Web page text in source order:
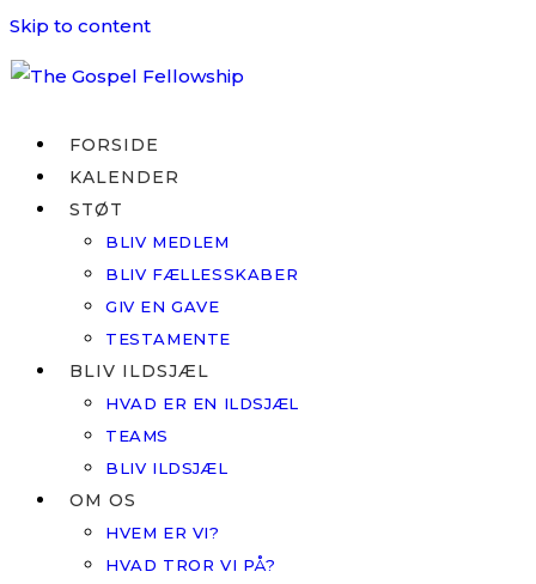
Skip to content
FORSIDE
KALENDER
STØT
BLIV MEDLEM
BLIV FÆLLESSKABER
GIV EN GAVE
TESTAMENTE
BLIV ILDSJÆL
HVAD ER EN ILDSJÆL
TEAMS
BLIV ILDSJÆL
OM OS
HVEM ER VI?
HVAD TROR VI PÅ?